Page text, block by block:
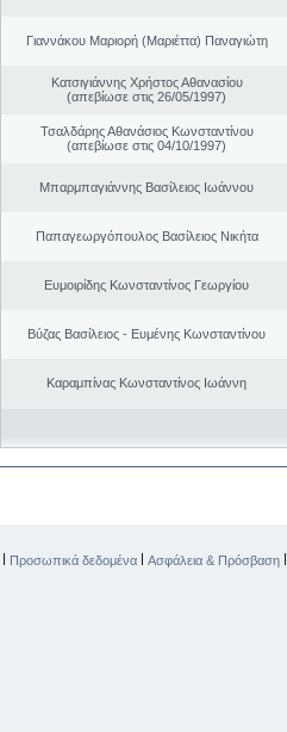
Γιαννάκου Μαριορή (Μαριέττα) Παναγιώτη
Κατσιγιάννης Χρήστος Αθανασίου
(απεβίωσε στις 26/05/1997)
Τσαλδάρης Αθανάσιος Κωνσταντίνου
(απεβίωσε στις 04/10/1997)
Μπαρμπαγιάννης Βασίλειος Ιωάννου
Παπαγεωργόπουλος Βασίλειος Νικήτα
Ευμοιρίδης Κωνσταντίνος Γεωργίου
Βύζας Βασίλειος - Ευμένης Κωνσταντίνου
Καραμπίνας Κωνσταντίνος Ιωάννη
| Προσωπικά δεδομένα | Ασφάλεια & Πρόσβαση